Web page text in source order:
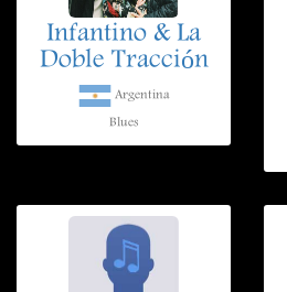
Infantino & La
Doble Tracción
Argentina
Blues